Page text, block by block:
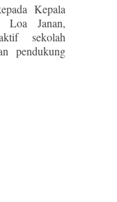
Kepala
Loa Janan,
sekolah
pendukung